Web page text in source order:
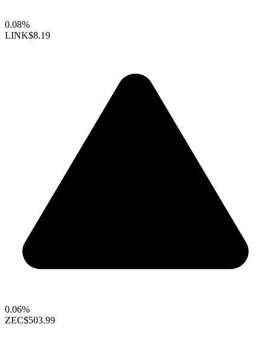
0.08%
LINK$8.19
0.06%
ZEC$503.99